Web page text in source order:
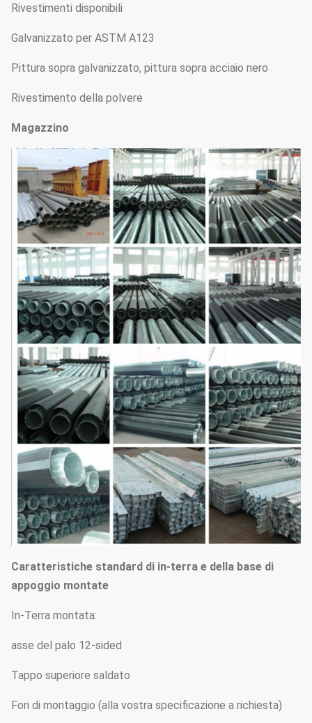
Rivestimenti disponibili
Galvanizzato per ASTM A123
Pittura sopra galvanizzato, pittura sopra acciaio nero
Rivestimento della polvere
Magazzino
Caratteristiche standard di in-terra e della base di
appoggio montate
In-Terra montata:
asse del palo 12-sided
Tappo superiore saldato
Fori di montaggio (alla vostra specificazione a richiesta)